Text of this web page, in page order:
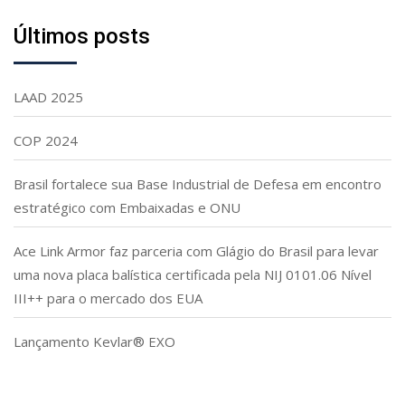
Últimos posts
LAAD 2025
COP 2024
Brasil fortalece sua Base Industrial de Defesa em encontro
estratégico com Embaixadas e ONU
Ace Link Armor faz parceria com Glágio do Brasil para levar
uma nova placa balística certificada pela NIJ 0101.06 Nível
III++ para o mercado dos EUA
Lançamento Kevlar® EXO